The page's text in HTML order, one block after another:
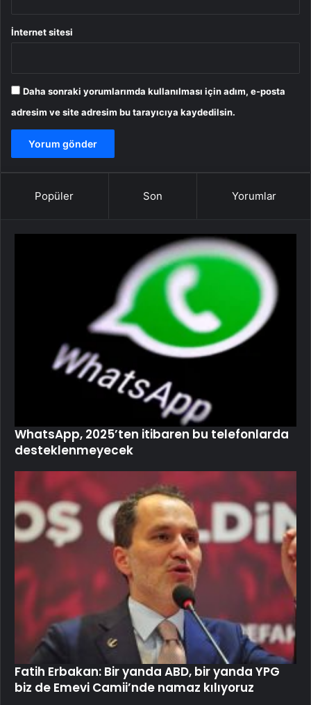
İnternet sitesi
Daha sonraki yorumlarımda kullanılması için adım, e-posta
adresim ve site adresim bu tarayıcıya kaydedilsin.
Popüler Son Yorumlar
WhatsApp, 2025’ten itibaren bu telefonlarda
desteklenmeyecek
Fatih Erbakan: Bir yanda ABD, bir yanda YPG
biz de Emevi Camii’nde namaz kılıyoruz